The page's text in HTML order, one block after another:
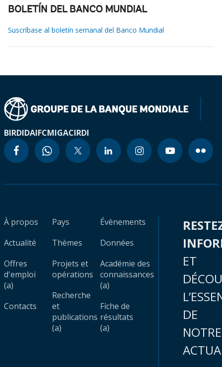
BOLETÍN DEL BANCO MUNDIAL
Suscríbase al boletín semanal del Banco Mundial
BIRDIDAIFCMIGACIRDI
À propos
Actualité
Offres
d'emploi
(a)
Contacts
Pays
Thèmes
Projets et
opérations
Recherche
et
publications
(a)
Évènements
Données
Académie des
connaissances
(a)
Fiche de
résultats
(a)
ET
DE
NOTRE